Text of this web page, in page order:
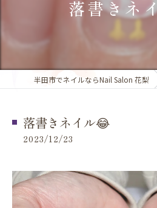
落書きネ
半田市でネイルならNail Salon 花梨
落書きネイル😂
2023/12/23